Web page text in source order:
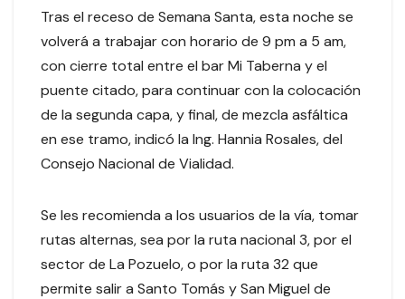
Tras el receso de Semana Santa, esta noche se
volverá a trabajar con horario de 9 pm a 5 am,
con cierre total entre el bar Mi Taberna y el
puente citado, para continuar con la colocación
de la segunda capa, y final, de mezcla asfáltica
en ese tramo, indicó la Ing. Hannia Rosales, del
Consejo Nacional de Vialidad.
Se les recomienda a los usuarios de la vía, tomar
rutas alternas, sea por la ruta nacional 3, por el
sector de La Pozuelo, o por la ruta 32 que
permite salir a Santo Tomás y San Miguel de